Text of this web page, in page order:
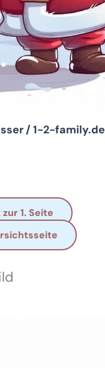
/ 1-2-family.de
1. Seite